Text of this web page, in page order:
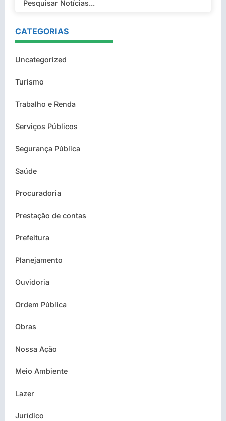
CATEGORIAS
Uncategorized
Turismo
Trabalho e Renda
Serviços Públicos
Segurança Pública
Saúde
Procuradoria
Prestação de contas
Prefeitura
Planejamento
Ouvidoria
Ordem Pública
Obras
Nossa Ação
Meio Ambiente
Lazer
Jurídico